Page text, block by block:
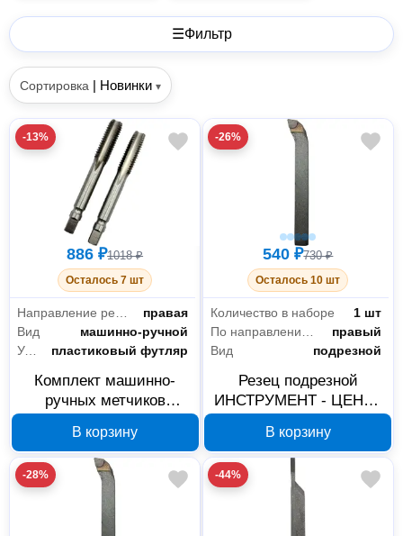
☰Фильтр
Сортировка | Новинки ▾
-13%
886 ₽1018 ₽
Осталось 7 шт
правая
Вид
машинно-ручной
Упаковка
пластиковый футляр
Комплект машинно-
ручных метчиков
7570 М8х1.25 Р6М5, 2
шт.
В корзину
-26%
540 ₽730 ₽
Осталось 10 шт
Количество в наборе
1 шт
правый
Вид
подрезной
Резец подрезной
ИНСТРУМЕНТ - ЦЕНТР
В корзину
-28% -44%